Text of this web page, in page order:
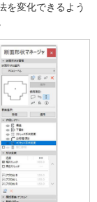
を変化できるよう